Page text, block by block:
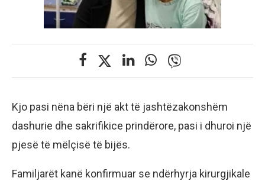
Kjo pasi nëna bëri një akt të jashtëzakonshëm
dashurie dhe sakrifikice prindërore, pasi i dhuroi një
pjesë të mëlçisë të bijës.
Familjarët kanë konfirmuar se ndërhyrja kirurgjikale